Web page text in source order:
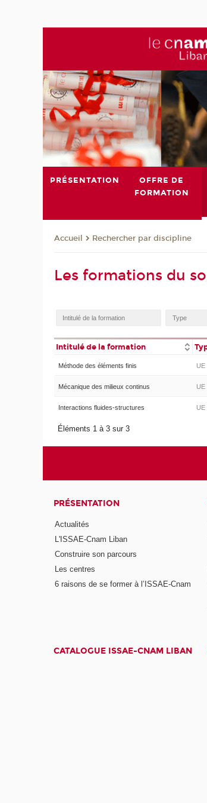
PRÉSENTATION
OFFRE DE
FORMATION
Accueil Rechercher par discipline
Les formations du
Intitulé de la formation
Méthode des éléments finis UE
Mécanique des milieux continus UE
Interactions fluides-structures UE
Éléments 1 à 3 sur 3
PRÉSENTATION
Actualités
L'ISSAE-Cnam Liban
Construire son parcours
Les centres
6 raisons de se former à l’ISSAE-Cnam
CATALOGUE ISSAE-CNAM LIBAN